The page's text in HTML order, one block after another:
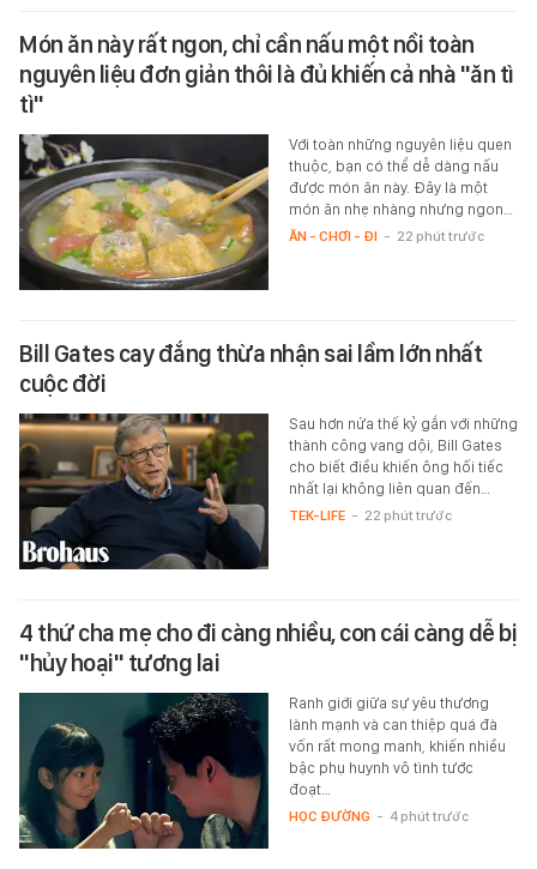
Món ăn này rất ngon, chỉ cần nấu một nồi toàn
nguyên liệu đơn giản thôi là đủ khiến cả nhà "ăn tì
tì"
Với toàn những nguyên liệu quen
thuộc, bạn có thể dễ dàng nấu
được món ăn này. Đây là một
món ăn nhẹ nhàng nhưng ngon…
ĂN - CHƠI - ĐI - 22 phút trước
Bill Gates cay đắng thừa nhận sai lầm lớn nhất
cuộc đời
Sau hơn nửa thế kỷ gắn với những
thành công vang dội, Bill Gates
cho biết điều khiến ông hối tiếc
nhất lại không liên quan đến…
TEK-LIFE - 22 phút trước
4 thứ cha mẹ cho đi càng nhiều, con cái càng dễ bị
"hủy hoại" tương lai
Ranh giới giữa sự yêu thương
lành mạnh và can thiệp quá đà
vốn rất mong manh, khiến nhiều
bậc phụ huynh vô tình tước
đoạt…
HỌC ĐƯỜNG - 4 phút trước